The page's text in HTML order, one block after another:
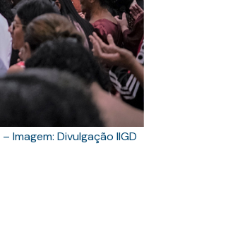
– Imagem: Divulgação IIGD